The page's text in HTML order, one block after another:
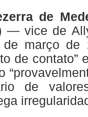
de
— vice de
março de
de contato”
de